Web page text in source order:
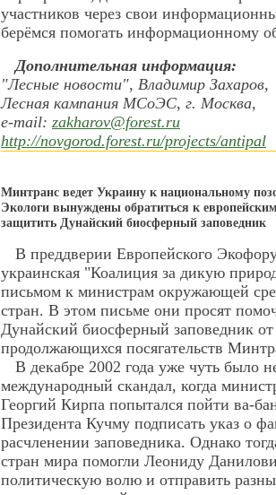
участников через свои
берёмся помогать информационному
Дополнительная информация:
"Лесные новости", Владимир Захаров,
Лесная кампания МСоЭС, г. Москва,
e-mail: zakharov@forest.ru
http://novgorod.forest.ru/projects/antipal
Минтранс ведет Украину к национальному
Экологи вынуждены обратиться к
защитить Дунайский биосферный заповедник
В преддверии Европейского
украинская "Коалиция за дикую
письмом к министрам окружающей
стран. В этом письме они просят
Дунайский биосферный заповедник от
продолжающихся посягательств
В декабре 2002 года уже чуть было
международный скандал, когда
Георгий Кирпа попытался пойти ва-
Президента Кучму подписать указ о
расчленении заповедника. Однако
стран мира помогли Леониду
политическую волю и отправить